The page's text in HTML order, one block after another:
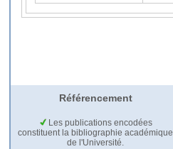
Référencement
Les publications encodées
constituent la bibliographie académique
de l'Université.